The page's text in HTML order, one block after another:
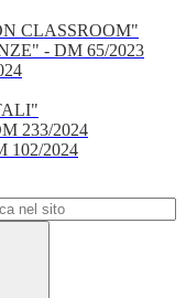
CLASSROOM"
- DM 65/2023
233/2024
102/2024